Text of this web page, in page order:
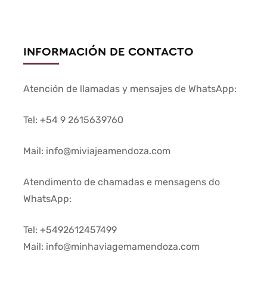
INFORMACIÓN DE CONTACTO
Atención de llamadas y mensajes de WhatsApp:
Tel: +54 9 2615639760
Mail: info@miviajeamendoza.com
Atendimento de chamadas e mensagens do
WhatsApp:
Tel: +5492612457499
Mail: info@minhaviagemamendoza.com